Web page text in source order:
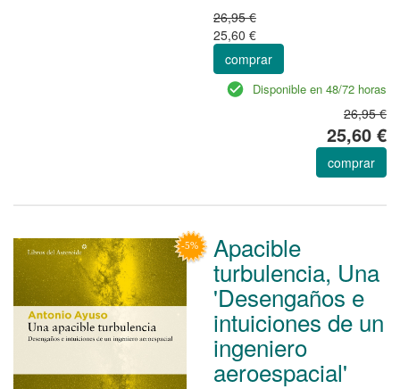
26,95 €
25,60 €
comprar
Disponible en 48/72 horas
26,95 €
25,60 €
comprar
Apacible
turbulencia, Una
'Desengaños e
intuiciones de un
ingeniero
aeroespacial'